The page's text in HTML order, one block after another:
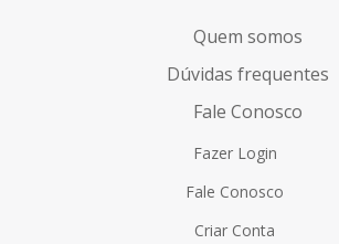
Quem somos
Dúvidas frequentes
Fale Conosco
Fazer Login
Fale Conosco
Criar Conta